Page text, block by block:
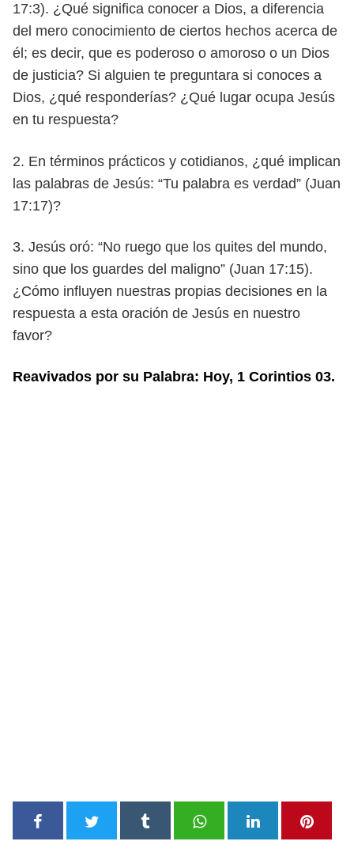
17:3). ¿Qué significa conocer a Dios, a diferencia
del mero conocimiento de ciertos hechos acerca de
él; es decir, que es poderoso o amoroso o un Dios
de justicia? Si alguien te preguntara si conoces a
Dios, ¿qué responderías? ¿Qué lugar ocupa Jesús
en tu respuesta?
2. En términos prácticos y cotidianos, ¿qué implican
las palabras de Jesús: “Tu palabra es verdad” (Juan
17:17)?
3. Jesús oró: “No ruego que los quites del mundo,
sino que los guardes del maligno” (Juan 17:15).
¿Cómo influyen nuestras propias decisiones en la
respuesta a esta oración de Jesús en nuestro
favor?
Reavivados por su Palabra: Hoy, 1 Corintios 03.